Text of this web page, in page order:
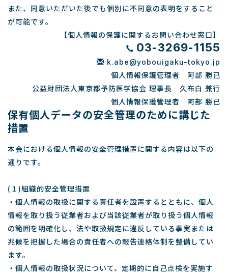
また、同意いただいた後でも個別に不同意の表明をすること
が可能です。
【個人情報の保護に関するお問い合わせ窓口】
03-3269-1155
k.abe@yobouigaku-tokyo.jp
個人情報保護管理者 阿部 勝已
公益財団法人東京都予防医学協会 理事長 久布白 兼行
個人情報保護管理者 阿部 勝已
保有個人データの安全管理のために講じた
措置
本会における個人情報の安全管理措置に関する内容は以下の
通りです。
(１)組織的安全管理措置
・個人情報の取扱に関する責任者を設置するとともに、個人
情報を取り扱う従業者および当該従業者が取り扱う個人情報
の範囲を明確化し、法や取扱規定に違反している事実または
兆候を把握した場合の責任者への報告連絡体制を整備してい
ます。
・個人情報の取扱状況について、定期的に自己点検を実施す